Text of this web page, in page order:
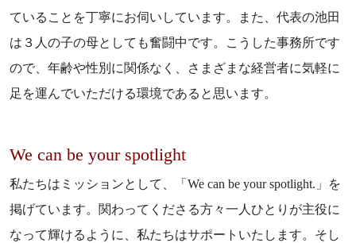
ていることを丁寧にお伺いしています。また、代表の池田
は３人の子の母としても奮闘中です。こうした事務所です
ので、年齢や性別に関係なく、さまざまな経営者に気軽に
足を運んでいただける環境であると思います。
We can be your spotlight
私たちはミッションとして、「We can be your spotlight.」を
掲げています。関わってくださる方々一人ひとりが主役に
なって輝けるように、私たちはサポートいたします。そし